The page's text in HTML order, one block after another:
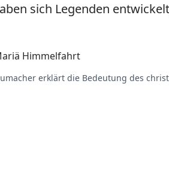
sich Legenden
Himmelfahrt
erklärt die Bedeutung des